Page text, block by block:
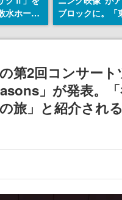
水ホース
始。本体
ーソナル
式番号な
ブロックに。「
トリカル グッ
ョン」が8月下
第2回コンサー
」が発表。
旅」と紹介され